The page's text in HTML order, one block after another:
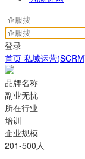
登录
首页 私域运营
品牌名称
副业无忧
所在行业
培训
企业规模
201-500人